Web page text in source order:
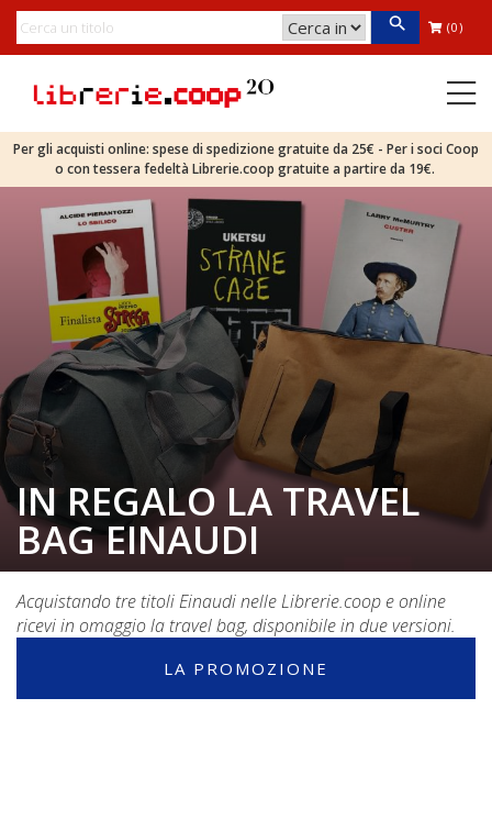
(0)
Per gli acquisti online: spese di spedizione gratuite da 25€ - Per i soci Coop
o con tessera fedeltà Librerie.coop gratuite a partire da 19€.
IN REGALO LA TRAVEL
BAG EINAUDI
Acquistando tre titoli Einaudi nelle Librerie.coop e online
ricevi in omaggio la travel bag, disponibile in due versioni.
LA PROMOZIONE